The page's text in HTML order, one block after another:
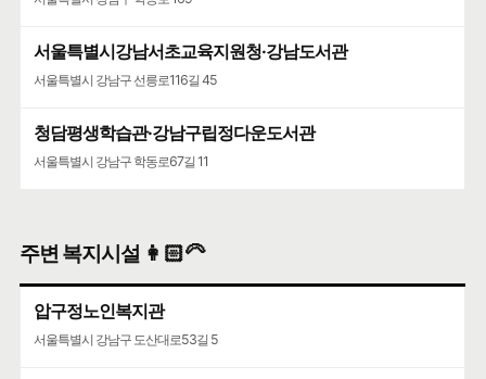
서울특별시강남서초교육지원청·강남도서관
서울특별시 강남구 선릉로116길 45
청담평생학습관·강남구립정다운도서관
서울특별시 강남구 학동로67길 11
주변 복지시설 👩🏻‍🦳
압구정노인복지관
서울특별시 강남구 도산대로53길 5